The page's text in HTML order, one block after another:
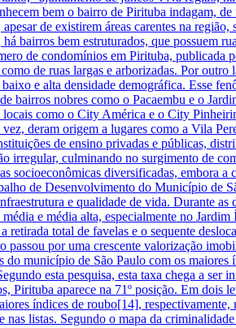
bem o bairro de Pirituba indagam,
de existirem áreas carentes na
bairros bem estruturados, que possuem
de condomínios em Pirituba, publicada
de ruas largas e arborizadas. Por
e alta densidade demográfica. Esse
nobres como o Pacaembu e o
como o City América e o City
deram origem a lugares como a Vila
de ensino privadas e públicas,
irregular, culminando no surgimento de
diversificadas, embora
de Desenvolvimento do Município de
e qualidade de vida. Durante
e média alta, especialmente no
total de favelas e o sequente
por uma crescente valorização
município de São Paulo com os
esta pesquisa, esta taxa chega a
aparece na 71º posição. Em dois
índices de roubo[14],
listas. Segundo o mapa da